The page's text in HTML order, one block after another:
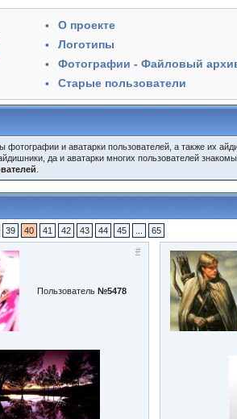
О проекте
Логотипы
Фотографии - Файловый
Старые пользователи
и аватарки пользователей, а также их
да и аватарки многих пользователей знакомы
39 40 41 42 43 44 45 65
#
Пользователь №5478